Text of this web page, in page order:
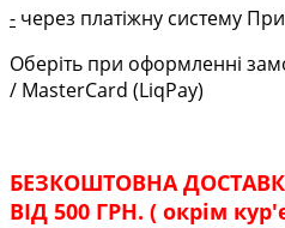
- через платіжну систему
Оберіть при оформленні
/ MasterCard (LiqPay)
БЕЗКОШТОВНА
ВІД 500 ГРН. ( окрім